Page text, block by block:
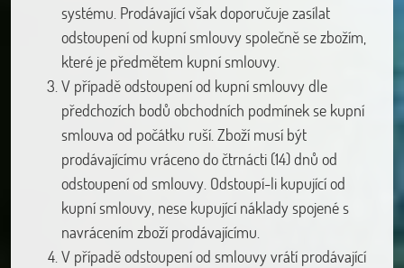
systému. Prodávající však doporučuje zasílat
odstoupení od kupní smlouvy společně se zbožím,
které je předmětem kupní smlouvy.
V případě odstoupení od kupní smlouvy dle
předchozích bodů obchodních podmínek se kupní
smlouva od počátku ruší. Zboží musí být
prodávajícímu vráceno do čtrnácti (14) dnů od
odstoupení od smlouvy. Odstoupí-li kupující od
kupní smlouvy, nese kupující náklady spojené s
navrácením zboží prodávajícímu.
V případě odstoupení od smlouvy vrátí prodávající